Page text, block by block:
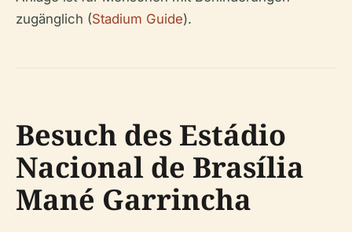
zugänglich (Stadium Guide).
Besuch des Estádio
Nacional de Brasília
Mané Garrincha